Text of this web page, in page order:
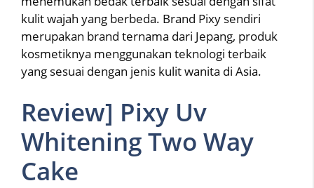
kulit wajah yang berbeda. Brand Pixy sendiri
merupakan brand ternama dari Jepang, produk
kosmetiknya menggunakan teknologi terbaik
yang sesuai dengan jenis kulit wanita di Asia.
Review] Pixy Uv
Whitening Two Way
Cake